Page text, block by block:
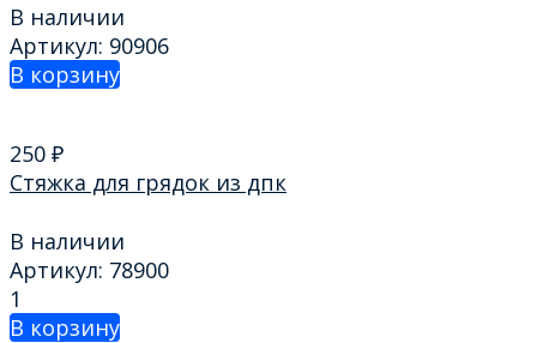
В наличии
Артикул: 90906
В корзину
250 ₽
Стяжка для грядок из дпк
В наличии
Артикул: 78900
1
В корзину